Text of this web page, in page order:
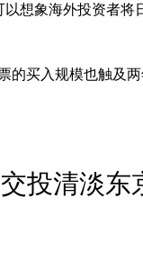
想象海外投资者
买入规模也触及两
投清淡东